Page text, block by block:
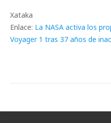
Xataka
Enlace: La NASA activa los
Voyager 1 tras 37 años de